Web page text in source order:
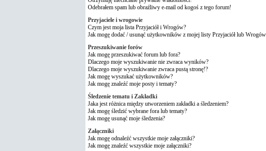
Odebrałem spam lub obraźliwy e-mail od kogoś z tego forum!
Przyjaciele i wrogowie
Czym jest moja lista Przyjaciół i Wrogów?
Jak mogę dodać / usunąć użytkowników z mojej listy Przyjaciół lub
Przeszukiwanie forów
Jak mogę przeszukiwać forum lub fora?
Dlaczego moje wyszukiwanie nie zwraca wyników?
Dlaczego moje wyszukiwanie zwraca pustą stronę!?
Jak mogę wyszukać użytkowników?
Jak mogę znaleźć moje posty i tematy?
Śledzenie tematu i Zakładki
Jaka jest różnica między utworzeniem zakładki a śledzeniem?
Jak mogę śledzić wybrane fora lub tematy?
Jak mogę usunąć moje śledzenia?
Załączniki
Jak mogę odnaleźć wszystkie moje załączniki?
Jak mogę znaleźć wszystkie moje załączniki?